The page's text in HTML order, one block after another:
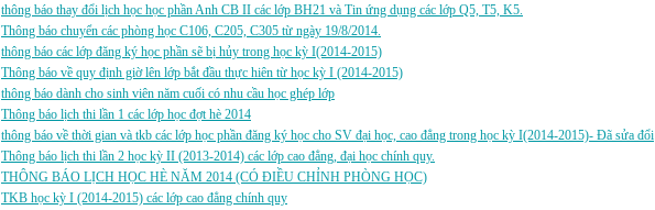
thông báo thay đổi lịch học học phần Anh CB II các lớp BH21 và Tin ứng dụng các lớp Q5, T5, K5.
Thông báo chuyển các phòng học C106, C205, C305 từ ngày 19/8/2014.
thông báo các lớp đăng ký học phần sẽ bị hủy trong học kỳ I(2014-2015)
Thông báo về quy định giờ lên lớp bắt đầu thực hiên từ học kỳ I (2014-2015)
thông báo dành cho sinh viên năm cuối có nhu cầu học ghép lớp
Thông báo lịch thi lần 1 các lớp học đợt hè 2014
thông báo về thời gian và tkb các lớp học phần đăng ký học cho SV đại học, cao đẳng trong học kỳ I(2014-2015)- Đã sửa đổi
Thông báo lịch thi lần 2 học kỳ II (2013-2014) các lớp cao đẳng, đại học chính quy.
THÔNG BÁO LỊCH HỌC HÈ NĂM 2014 (CÓ ĐIỀU CHỈNH PHÒNG HỌC)
TKB học kỳ I (2014-2015) các lớp cao đẳng chính quy